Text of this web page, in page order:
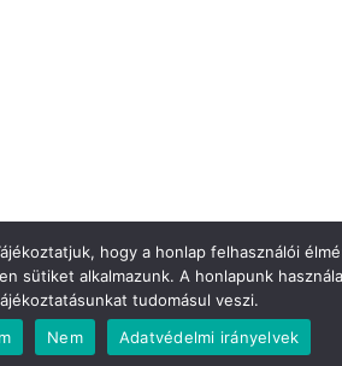
hogy a honlap felhasználói
sütiket alkalmazunk. A honlapunk
tudomásul veszi.
Nem Adatvédelmi irányelvek